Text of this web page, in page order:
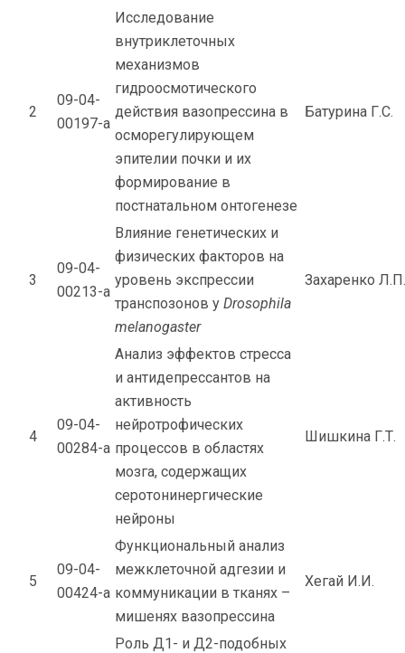
2
09-04-
00197-а
Исследование
внутриклеточных
механизмов
гидроосмотического
действия вазопрессина в
осморегулирующем
эпителии почки и их
формирование в
постнатальном онтогенезе
Батурина Г.С.
3
09-04-
00213-а
Влияние генетических и
физических факторов на
уровень экспрессии
транспозонов у Drosophila
melanogaster
Захаренко Л.П.
4
09-04-
00284-а
Анализ эффектов стресса
и антидепрессантов на
активность
нейротрофических
процессов в областях
мозга, содержащих
серотонинергические
нейроны
Шишкина Г.Т.
5
09-04-
00424-а
Функциональный анализ
межклеточной адгезии и
коммуникации в тканях –
мишенях вазопрессина
Хегай И.И.
Роль Д1- и Д2-подобных